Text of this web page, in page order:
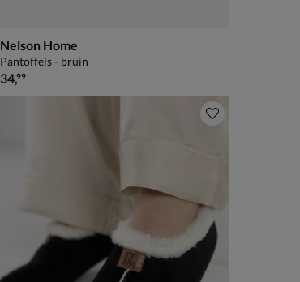
Nelson Home
Pantoffels - bruin
€ 34,99
34,99